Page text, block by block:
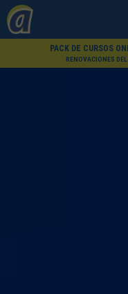
PACK DE CURSOS
RENOVACIONES